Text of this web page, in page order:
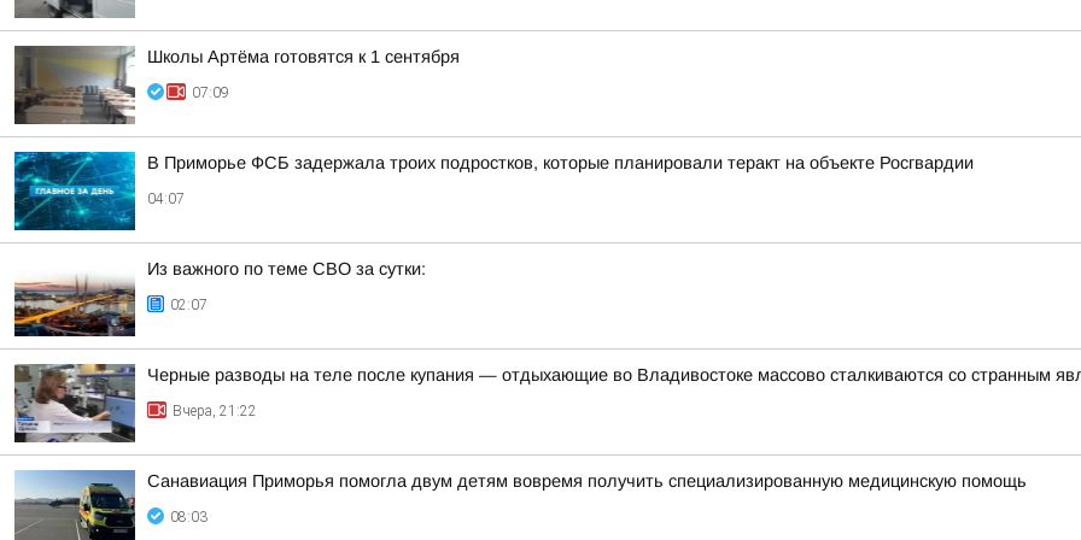
Школы Артёма готовятся к 1 сентября
07:09
В Приморье ФСБ задержала троих подростков, которые планировали теракт на объекте Росгвардии
04:07
Из важного по теме СВО за сутки:
02:07
Черные разводы на теле после купания — отдыхающие во Владивостоке массово сталкиваются со странным
Вчера, 21:22
Санавиация Приморья помогла двум детям вовремя получить специализированную медицинскую помощь
08:03